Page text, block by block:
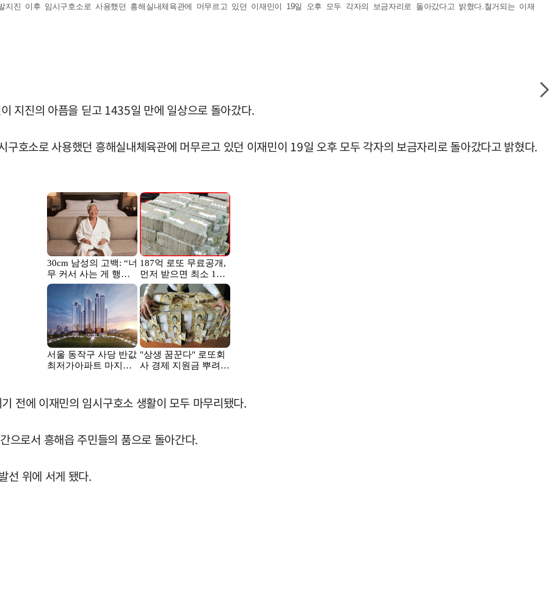
진 이후 임시구호소로 사용했던 흥해실내체육관에 머무르고 있던 이재민이 19일 오후 모두 각자의 보금자리로 돌아갔다고 밝혔다.철거되는 이재
지진의 아픔을 딛고 1435일 만에 일상으로 돌아갔다.
호소로 사용했던 흥해실내체육관에 머무르고 있던 이재민이 19일 오후 모두 각자의 보금자리로 돌아갔다고 밝혔다.
전에 이재민의 임시구호소 생활이 모두 마무리됐다.
으로서 흥해읍 주민들의 품으로 돌아간다.
선 위에 서게 됐다.